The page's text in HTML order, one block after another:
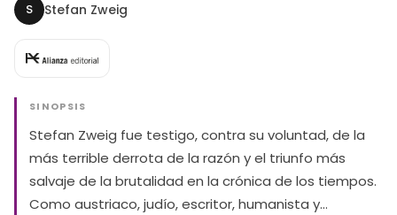
S Stefan Zweig
SINOPSIS
Stefan Zweig fue testigo, contra su voluntad, de la
más terrible derrota de la razón y el triunfo más
salvaje de la brutalidad en la crónica de los tiempos.
Como austriaco, judío, escritor, humanista y…